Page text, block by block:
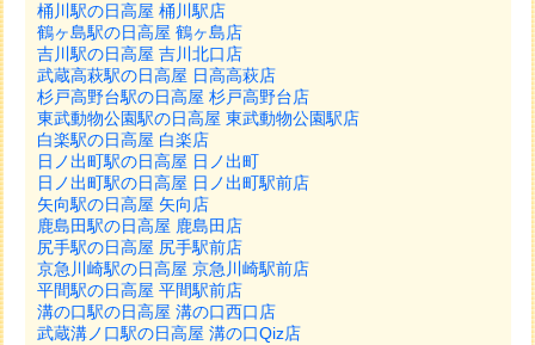
桶川駅の日高屋 桶川駅店
鶴ヶ島駅の日高屋 鶴ヶ島店
吉川駅の日高屋 吉川北口店
武蔵高萩駅の日高屋 日高高萩店
杉戸高野台駅の日高屋 杉戸高野台店
東武動物公園駅の日高屋 東武動物公園駅店
白楽駅の日高屋 白楽店
日ノ出町駅の日高屋 日ノ出町
日ノ出町駅の日高屋 日ノ出町駅前店
矢向駅の日高屋 矢向店
鹿島田駅の日高屋 鹿島田店
尻手駅の日高屋 尻手駅前店
京急川崎駅の日高屋 京急川崎駅前店
平間駅の日高屋 平間駅前店
溝の口駅の日高屋 溝の口西口店
武蔵溝ノ口駅の日高屋 溝の口Qiz店